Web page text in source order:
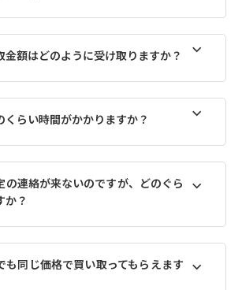
金額はどのように受け取りますか？
くらい時間がかかりますか？
の連絡が来ないのですが、どのぐら
か？
も同じ価格で買い取ってもらえます